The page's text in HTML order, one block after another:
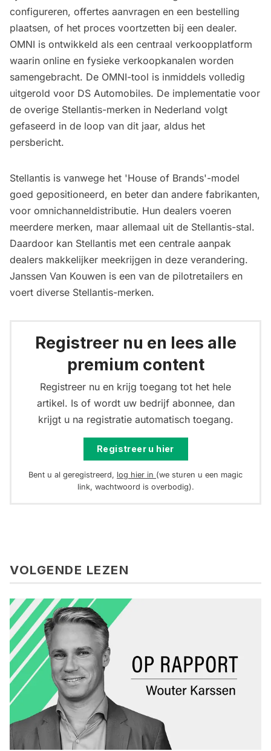
configureren, offertes aanvragen en een bestelling
plaatsen, of het proces voortzetten bij een dealer.
OMNI is ontwikkeld als een centraal verkoopplatform
waarin online en fysieke verkoopkanalen worden
samengebracht. De OMNI-tool is inmiddels volledig
uitgerold voor DS Automobiles. De implementatie voor
de overige Stellantis-merken in Nederland volgt
gefaseerd in de loop van dit jaar, aldus het
persbericht.
Stellantis is vanwege het 'House of Brands'-model
goed gepositioneerd, en beter dan andere fabrikanten,
voor omnichanneldistributie. Hun dealers voeren
meerdere merken, maar allemaal uit de Stellantis-stal.
Daardoor kan Stellantis met een centrale aanpak
dealers makkelijker meekrijgen in deze verandering.
Janssen Van Kouwen is een van de pilotretailers en
voert diverse Stellantis-merken.
Registreer nu en lees alle
premium content
Registreer nu en krijg toegang tot het hele
artikel. Is of wordt uw bedrijf abonnee, dan
krijgt u na registratie automatisch toegang.
Registreer u hier
Bent u al geregistreerd, log hier in (we sturen u een magic
link, wachtwoord is overbodig).
VOLGENDE LEZEN